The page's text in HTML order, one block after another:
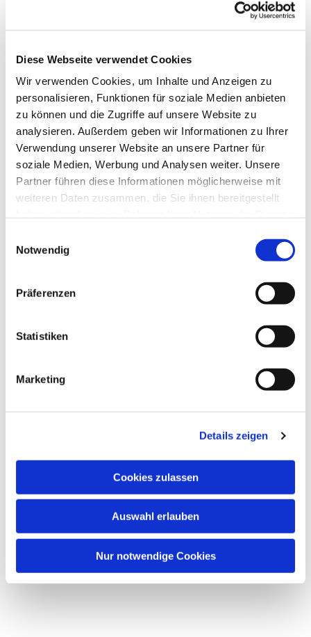
Diese Webseite verwendet Cookies
Wir verwenden Cookies, um Inhalte und Anzeigen zu
personalisieren, Funktionen für soziale Medien anbieten
zu können und die Zugriffe auf unsere Website zu
analysieren. Außerdem geben wir Informationen zu Ihrer
Verwendung unserer Website an unsere Partner für
soziale Medien, Werbung und Analysen weiter. Unsere
Partner führen diese Informationen möglicherweise mit
weiteren Daten zusammen, die Sie ihnen bereitgestellt
Notwendig
Präferenzen
Statistiken
Marketing
Details zeigen
Cookies zulassen
Auswahl erlauben
Nur notwendige Cookies
Dies könnte Sie auch